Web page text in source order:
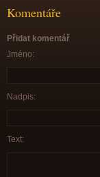
Komentáře
Přidat komentář
Jméno:
Nadpis:
Text: